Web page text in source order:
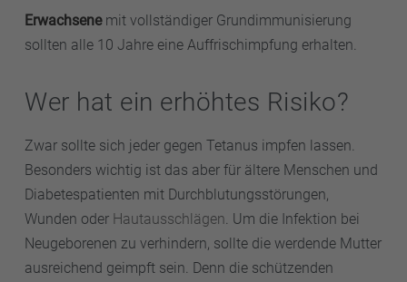
Erwachsenemit vollständiger Grundimmunisierung
sollten alle 10 Jahre eine Auffrischimpfung erhalten.
Wer hat ein erhöhtes Risiko?
Zwar sollte sich jeder gegen Tetanus impfen lassen.
Besonders wichtig ist das aber für ältere Menschen und
Diabetespatienten mit Durchblutungsstörungen,
Wunden oder Hautausschlägen. Um die Infektion bei
Neugeborenen zu verhindern, sollte die werdende Mutter
ausreichend geimpft sein. Denn die schützenden